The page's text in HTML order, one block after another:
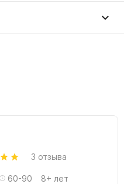
3 отзыва
60-90 8+ лет